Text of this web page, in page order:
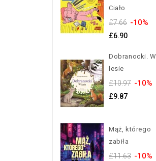
Ciało
£7.66 -10%
£6.90
Dobranocki. W
lesie
£10.97 -10%
£9.87
Mąż, którego
zabiła
£11.63 -10%